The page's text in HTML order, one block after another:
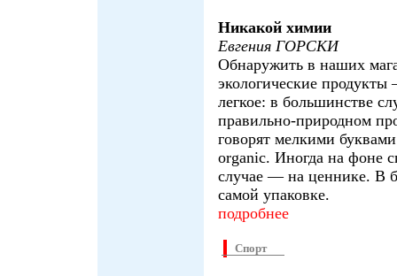
Никакой химии
Евгения ГОРСКИ
Обнаружить в наших
экологические
легкое: в большинстве
правильно-природном
говорят мелкими
organic. Иногда на фоне
случае — на ценнике. В
самой упаковке.
подробнее
Спорт